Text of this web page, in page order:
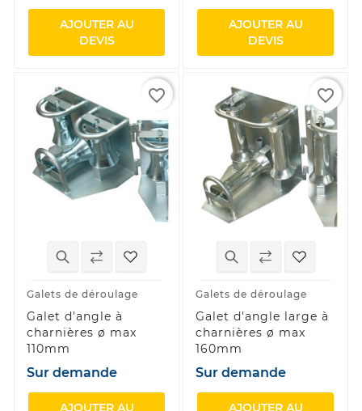
AJOUTER AU
DEVIS
AJOUTER AU
DEVIS
Galets de déroulage
Galet d'angle à
charnières ø max
110mm
Sur demande
AJOUTER AU
favorite_border
Galets de déroulage
Galet d'angle large à
charnières ø max
160mm
Sur demande
AJOUTER AU
favorite_border